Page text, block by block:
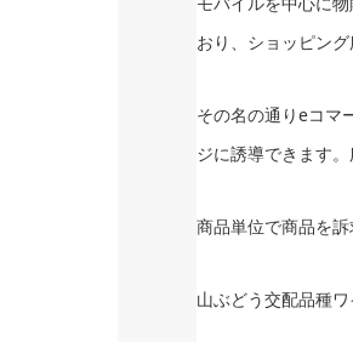
おり、ショッピン
その名の通りeコマ
ジに誘導できます
商品単位で商品を
山ぶどう交配品種